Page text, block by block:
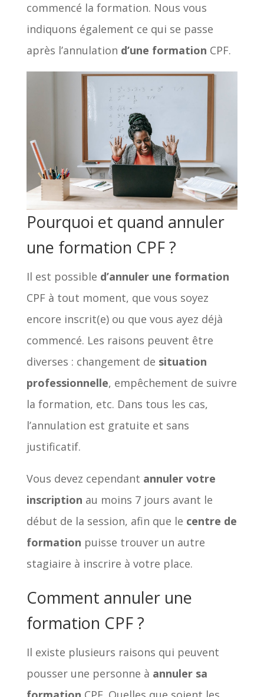
commencé la formation. Nous vous
indiquons également ce qui se passe
après l’annulation d’une formation CPF.
Pourquoi et quand annuler
une formation CPF ?
Il est possible d’annuler une formation
CPF à tout moment, que vous soyez
encore inscrit(e) ou que vous ayez déjà
commencé. Les raisons peuvent être
diverses : changement de situation
professionnelle, empêchement de suivre
la formation, etc. Dans tous les cas,
l’annulation est gratuite et sans
justificatif.
Vous devez cependant annuler votre
inscription au moins 7 jours avant le
début de la session, afin que le centre de
formation puisse trouver un autre
stagiaire à inscrire à votre place.
Comment annuler une
formation CPF ?
Il existe plusieurs raisons qui peuvent
pousser une personne à annuler sa